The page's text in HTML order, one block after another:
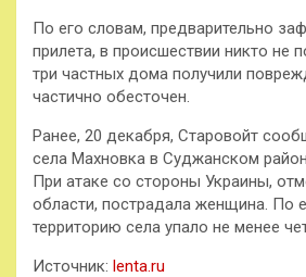
По его словам, предварительно
прилета, в происшествии никто не
три частных дома получили
частично обесточен.
Ранее, 20 декабря, Старовойт
села Махновка в Суджанском
При атаке со стороны Украины,
области, пострадала женщина. По
территорию села упало не менее
Источник: lenta.ru